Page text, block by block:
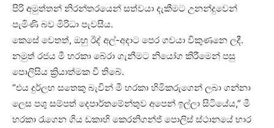
පිරි අමුත්තන් නිරන්තරයෙන් සත්වයා දැකීමට උනන්දුවෙන්
පැමිණි බව මිරිධා පැවසීය.
කෙසේ වෙතත්, ඔහු ඊද් අල්-අදාට පෙර ගවයා විකුණනෙ ලදී.
නමුත් රජය මී හරකා බේරා ගැනීමට නියෝග කිරීමෙන් පසු
පොලිසිය ක්‍රියාත්මක වී තිබේ.
“එය දුර්ලභ සතෙකු බැවින් මී හරකා හිමිකරුගෙන් ලබා ගන්නා
ලෙස පශු සම්පත් දෙපාර්තමේන්තුව අපෙන් ඉල්ලා සිටියේය,” මී
හරකා රැගෙන ගිය ඩකාහි කෙරනිගන්ජ් පොලිස් ස්ථානයේ භාර